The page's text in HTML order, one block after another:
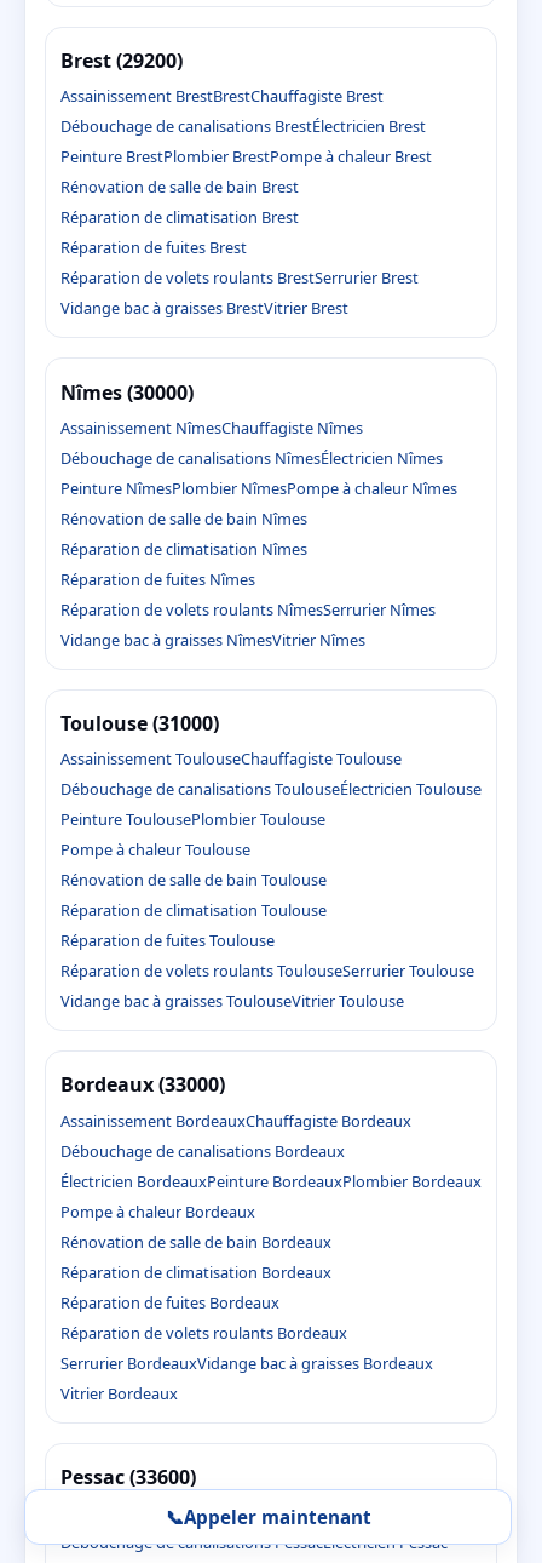
Brest (29200)
Assainissement BrestBrestChauffagiste Brest
Débouchage de canalisations BrestÉlectricien Brest
Peinture BrestPlombier BrestPompe à chaleur Brest
Rénovation de salle de bain Brest
Réparation de climatisation Brest
Réparation de fuites Brest
Réparation de volets roulants BrestSerrurier Brest
Vidange bac à graisses BrestVitrier Brest
Nîmes (30000)
Assainissement NîmesChauffagiste Nîmes
Débouchage de canalisations NîmesÉlectricien Nîmes
Peinture NîmesPlombier NîmesPompe à chaleur Nîmes
Rénovation de salle de bain Nîmes
Réparation de climatisation Nîmes
Réparation de fuites Nîmes
Réparation de volets roulants NîmesSerrurier Nîmes
Vidange bac à graisses NîmesVitrier Nîmes
Toulouse (31000)
Assainissement ToulouseChauffagiste Toulouse
Débouchage de canalisations ToulouseÉlectricien Toulouse
Peinture ToulousePlombier Toulouse
Pompe à chaleur Toulouse
Rénovation de salle de bain Toulouse
Réparation de climatisation Toulouse
Réparation de fuites Toulouse
Réparation de volets roulants ToulouseSerrurier Toulouse
Vidange bac à graisses ToulouseVitrier Toulouse
Bordeaux (33000)
Assainissement BordeauxChauffagiste Bordeaux
Débouchage de canalisations Bordeaux
Électricien BordeauxPeinture BordeauxPlombier Bordeaux
Pompe à chaleur Bordeaux
Rénovation de salle de bain Bordeaux
Réparation de climatisation Bordeaux
Réparation de fuites Bordeaux
Réparation de volets roulants Bordeaux
Serrurier BordeauxVidange bac à graisses Bordeaux
Vitrier Bordeaux
Pessac (33600)
Assainissement PessacChauffagiste Pessac
Débouchage de canalisations PessacÉlectricien Pessac
📞Appeler maintenant